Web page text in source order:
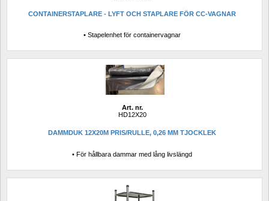
CONTAINERSTAPLARE - LYFT OCH STAPLARE FÖR CC-VAGNAR
• Stapelenhet för containervagnar
Art. nr.
HD12X20
DAMMDUK 12X20M PRIS/RULLE, 0,26 MM TJOCKLEK
• För hållbara dammar med lång livslängd